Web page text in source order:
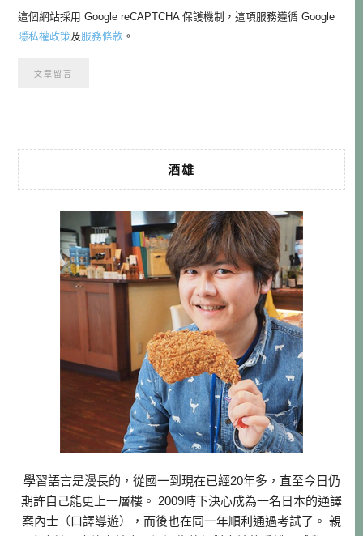
這個網站採用 Google reCAPTCHA 保護機制，這項服務遵循 Google
隱私權政策及服務條款 。
酒雄
學習語言是漫長的，從國一到現在已經20年多，直至今日仍
期許自己能更上一層樓。 2009時下決心成為一名日本的通譯
案內士（口譯導遊），而後也在同一年順利通過考試了。 親